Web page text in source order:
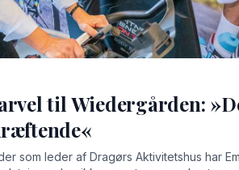
til Wiedergården:
som leder af Dragørs Aktivitetshus har